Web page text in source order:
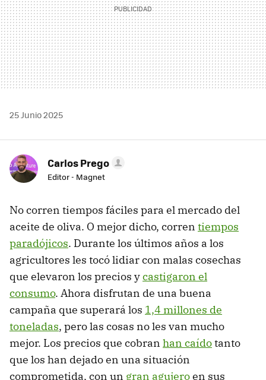
25 Junio 2025
Carlos Prego
Editor - Magnet
No corren tiempos fáciles para el mercado del
aceite de oliva. O mejor dicho, corren tiempos
paradójicos. Durante los últimos años a los
agricultores les tocó lidiar con malas cosechas
que elevaron los precios ycastigaron el
consumo. Ahora disfrutan de una buena
campaña que superará los 1,4 millones de
toneladas, pero las cosas no les van mucho
mejor. Los precios que cobran han caídotanto
que los han dejado en una situación
comprometida, con un gran agujeroen sus